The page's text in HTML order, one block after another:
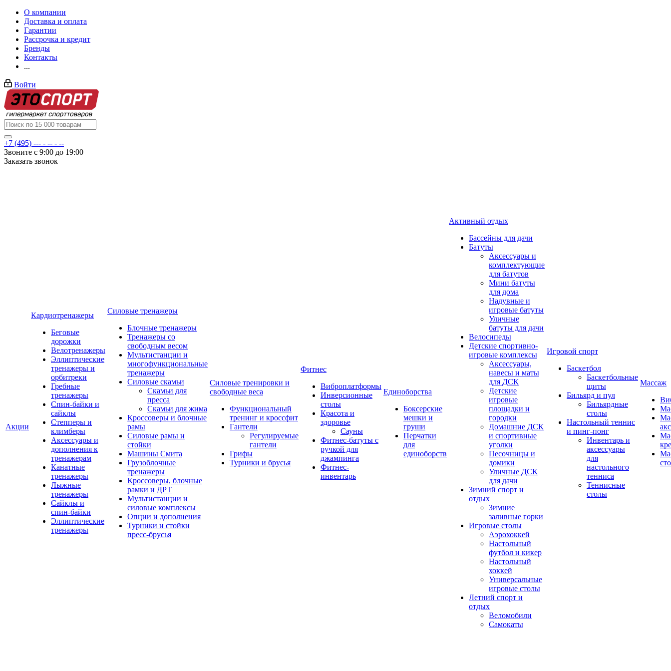
О компании
Доставка и оплата
Гарантии
Рассрочка и кредит
Бренды
Контакты
...
Войти
+7 (495) --- - -- - --
Звоните с 9:00 до 19:00
Заказать звонок
Акции
Кардиотренажеры
Беговые
дорожки
Велотренажеры
Эллиптические
тренажеры и
орбитреки
Гребные
тренажеры
Спин-байки и
сайклы
Степперы и
климберы
Аксессуары и
дополнения к
тренажерам
Канатные
тренажеры
Лыжные
тренажеры
Сайклы и
спин-байки
Эллиптические
тренажеры
Силовые тренажеры
Блочные тренажеры
Тренажеры со
свободным весом
Мультистанции и
многофункциональные
тренажеры
Силовые скамьи
Скамьи для
пресса
Скамьи для жима
Кроссоверы и блочные
рамы
Силовые рамы и
стойки
Машины Смита
Грузоблочные
тренажеры
Кроссоверы, блочные
рамки и ДРТ
Мультистанции и
силовые комплексы
Опции и дополнения
Турники и стойки
пресс-брусья
Силовые тренировки и
свободные веса
Функциональный
тренинг и кроссфит
Гантели
Регулируемые
гантели
Грифы
Турники и брусья
Фитнес
Виброплатформы
Инверсионные
столы
Красота и
здоровье
Сауны
Фитнес-батуты с
ручкой для
джампинга
Фитнес-
инвентарь
Единоборства
Боксерские
мешки и
груши
Перчатки
для
единоборств
Активный отдых
Бассейны для дачи
Батуты
Аксессуары и
комплектующие
для батутов
Мини батуты
для дома
Надувные и
игровые батуты
Уличные
батуты для дачи
Велосипеды
Детские спортивно-
игровые комплексы
Аксессуары,
навесы и маты
для ДСК
Детские
игровые
площадки и
городки
Домашние ДСК
и спортивные
уголки
Песочницы и
домики
Уличные ДСК
для дачи
Зимний спорт и
отдых
Зимние
заливные горки
Игровые столы
Аэрохоккей
Настольный
футбол и кикер
Настольный
хоккей
Универсальные
игровые столы
Летний спорт и
отдых
Веломобили
Самокаты
Игровой спорт
Баскетбол
Баскетбольные
щиты
Бильярд и пул
Бильярдные
столы
Настольный теннис
и пинг-понг
Инвентарь и
аксессуары
для
настольного
тенниса
Теннисные
столы
Массаж